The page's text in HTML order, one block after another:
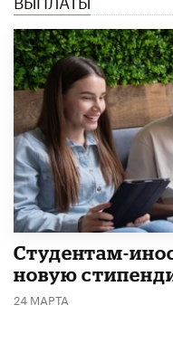
Студентам-
новую
24 МАРТА